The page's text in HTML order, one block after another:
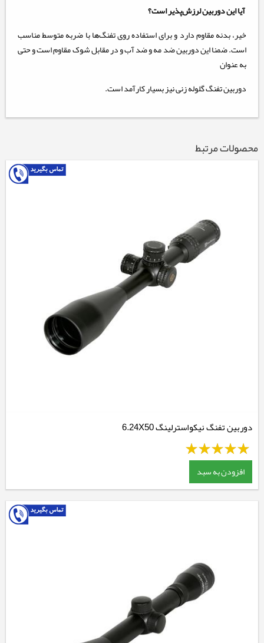
آیا این دوربین لرزش‌پذیر است؟
خیر، بدنه مقاوم دارد و برای استفاده روی تفنگ‌ها با ضربه متوسط مناسب
است. ضمنا این دوربین ضد مه و ضد آب و در مقابل شوک مقاوم است و حتی
به عنوان
دوربین تفنگ گلوله زنی نیز بسیار کارآمد است.
محصولات مرتبط
دوربین تفنگ نیکواسترلینگ 6.24X50
افزودن به سبد